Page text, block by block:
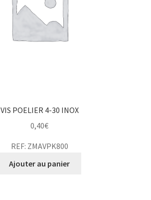
VIS POELIER 4-30 INOX
0,40€
REF: ZMAVPK800
Ajouter au panier